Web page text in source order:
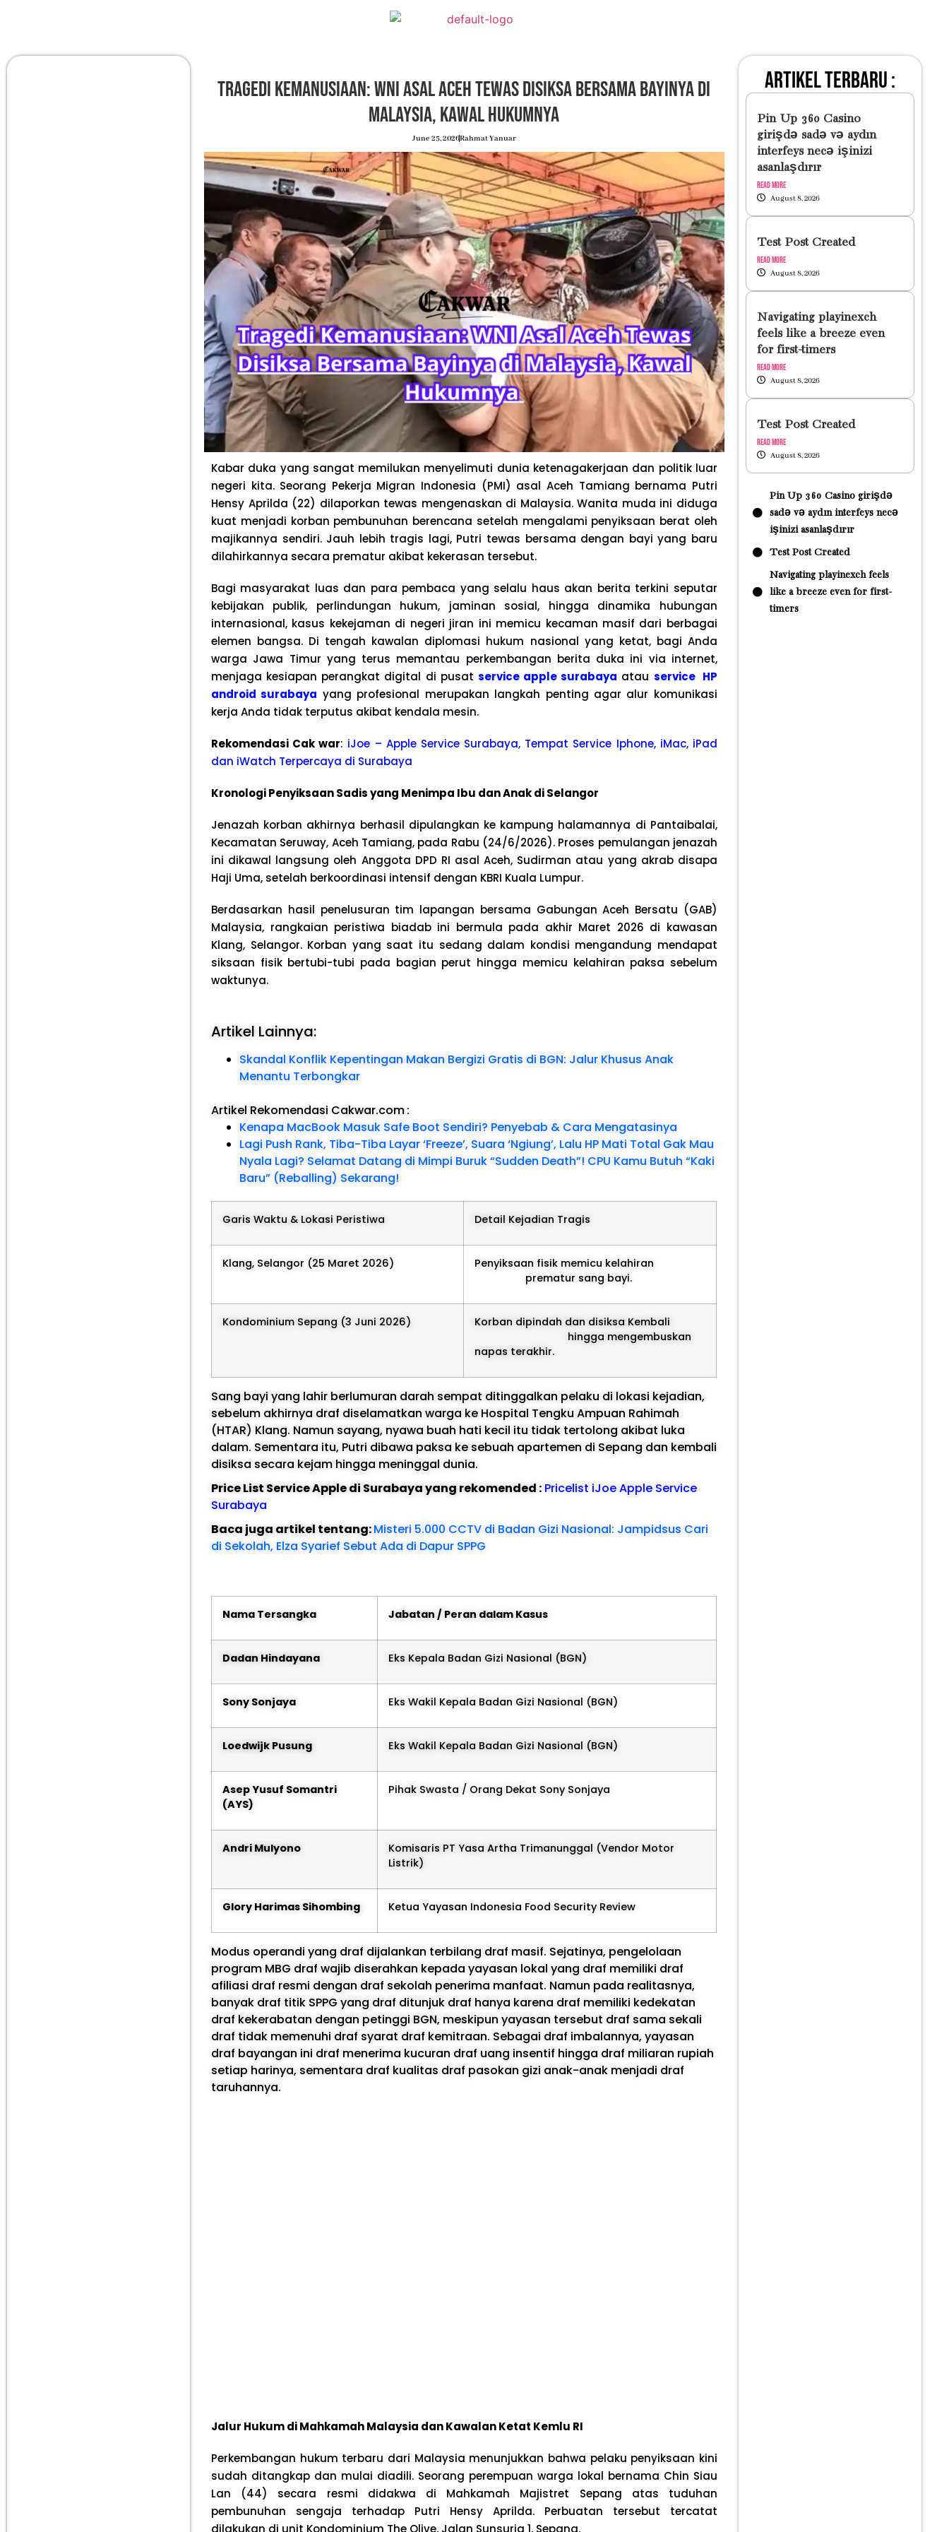
Tragedi Kemanusiaan: WNI Asal Aceh Tewas Disiksa Bersama Bayinya di
Malaysia, Kawal Hukumnya
June 25, 2026Rahmat Yanuar
Kabar duka yang sangat memilukan menyelimuti dunia ketenagakerjaan dan politik luar
negeri kita. Seorang Pekerja Migran Indonesia (PMI) asal Aceh Tamiang bernama Putri
Hensy Aprilda (22) dilaporkan tewas mengenaskan di Malaysia. Wanita muda ini diduga
kuat menjadi korban pembunuhan berencana setelah mengalami penyiksaan berat oleh
majikannya sendiri. Jauh lebih tragis lagi, Putri tewas bersama dengan bayi yang baru
dilahirkannya secara prematur akibat kekerasan tersebut.
Bagi masyarakat luas dan para pembaca yang selalu haus akan berita terkini seputar
kebijakan publik, perlindungan hukum, jaminan sosial, hingga dinamika hubungan
internasional, kasus kekejaman di negeri jiran ini memicu kecaman masif dari berbagai
elemen bangsa. Di tengah kawalan diplomasi hukum nasional yang ketat, bagi Anda
warga Jawa Timur yang terus memantau perkembangan berita duka ini via internet,
menjaga kesiapan perangkat digital di pusat service apple surabaya atau service HP
android surabaya yang profesional merupakan langkah penting agar alur komunikasi
kerja Anda tidak terputus akibat kendala mesin.
Rekomendasi Cak war: iJoe – Apple Service Surabaya, Tempat Service Iphone, iMac, iPad
dan iWatch Terpercaya di Surabaya
Kronologi Penyiksaan Sadis yang Menimpa Ibu dan Anak di Selangor
Jenazah korban akhirnya berhasil dipulangkan ke kampung halamannya di Pantaibalai,
Kecamatan Seruway, Aceh Tamiang, pada Rabu (24/6/2026). Proses pemulangan jenazah
ini dikawal langsung oleh Anggota DPD RI asal Aceh, Sudirman atau yang akrab disapa
Haji Uma, setelah berkoordinasi intensif dengan KBRI Kuala Lumpur.
Berdasarkan hasil penelusuran tim lapangan bersama Gabungan Aceh Bersatu (GAB)
Malaysia, rangkaian peristiwa biadab ini bermula pada akhir Maret 2026 di kawasan
Klang, Selangor. Korban yang saat itu sedang dalam kondisi mengandung mendapat
siksaan fisik bertubi-tubi pada bagian perut hingga memicu kelahiran paksa sebelum
waktunya.
Artikel Lainnya:
Skandal Konflik Kepentingan Makan Bergizi Gratis di BGN: Jalur Khusus Anak
Menantu Terbongkar
Artikel Rekomendasi Cakwar.com:
Kenapa MacBook Masuk Safe Boot Sendiri? Penyebab & Cara Mengatasinya
Lagi Push Rank, Tiba-Tiba Layar ‘Freeze’, Suara ‘Ngiung’, Lalu HP Mati Total Gak Mau
Nyala Lagi? Selamat Datang di Mimpi Buruk “Sudden Death”! CPU Kamu Butuh “Kaki
Baru” (Reballing) Sekarang!
Garis Waktu & Lokasi Peristiwa Detail Kejadian Tragis
Klang, Selangor (25 Maret 2026)
Penyiksaan fisik memicu kelahiran
prematur sang bayi.
Kondominium Sepang (3 Juni 2026)
Korban dipindah dan disiksa Kembali
hingga mengembuskan
napas terakhir.
Sang bayi yang lahir berlumuran darah sempat ditinggalkan pelaku di lokasi kejadian,
sebelum akhirnya draf diselamatkan warga ke Hospital Tengku Ampuan Rahimah
(HTAR) Klang. Namun sayang, nyawa buah hati kecil itu tidak tertolong akibat luka
dalam. Sementara itu, Putri dibawa paksa ke sebuah apartemen di Sepang dan kembali
disiksa secara kejam hingga meninggal dunia.
Price List Service Apple di Surabaya yang rekomended : Pricelist iJoe Apple Service
Surabaya
Baca juga artikel tentang:Misteri 5.000 CCTV di Badan Gizi Nasional: Jampidsus Cari
di Sekolah, Elza Syarief Sebut Ada di Dapur SPPG
Nama Tersangka Jabatan / Peran dalam Kasus
Dadan Hindayana Eks Kepala Badan Gizi Nasional (BGN)
Sony Sonjaya Eks Wakil Kepala Badan Gizi Nasional (BGN)
Loedwijk Pusung Eks Wakil Kepala Badan Gizi Nasional (BGN)
Asep Yusuf Somantri
(AYS)
Pihak Swasta / Orang Dekat Sony Sonjaya
Andri Mulyono
Komisaris PT Yasa Artha Trimanunggal (Vendor Motor
Listrik)
Glory Harimas Sihombing Ketua Yayasan Indonesia Food Security Review
Modus operandi yang draf dijalankan terbilang draf masif. Sejatinya, pengelolaan
program MBG draf wajib diserahkan kepada yayasan lokal yang draf memiliki draf
afiliasi draf resmi dengan draf sekolah penerima manfaat. Namun pada realitasnya,
banyak draf titik SPPG yang draf ditunjuk draf hanya karena draf memiliki kedekatan
draf kekerabatan dengan petinggi BGN, meskipun yayasan tersebut draf sama sekali
draf tidak memenuhi draf syarat draf kemitraan. Sebagai draf imbalannya, yayasan
draf bayangan ini draf menerima kucuran draf uang insentif hingga draf miliaran rupiah
setiap harinya, sementara draf kualitas draf pasokan gizi anak-anak menjadi draf
taruhannya.
Jalur Hukum di Mahkamah Malaysia dan Kawalan Ketat Kemlu RI
Perkembangan hukum terbaru dari Malaysia menunjukkan bahwa pelaku penyiksaan kini
sudah ditangkap dan mulai diadili. Seorang perempuan warga lokal bernama Chin Siau
Lan (44) secara resmi didakwa di Mahkamah Majistret Sepang atas tuduhan
pembunuhan sengaja terhadap Putri Hensy Aprilda. Perbuatan tersebut tercatat
dilakukan di unit Kondominium The Olive, Jalan Sunsuria 1, Sepang.
artikel terbaru :
Pin Up 360 Casino
girişdə sadə və aydın
interfeys necə işinizi
asanlaşdırır
Read More
August 8, 2026
Test Post Created
Read More
August 8, 2026
Navigating playinexch
feels like a breeze even
for first-timers
Read More
August 8, 2026
Test Post Created
Read More
August 8, 2026
Pin Up 360 Casino girişdə
sadə və aydın interfeys necə
işinizi asanlaşdırır
Test Post Created
Navigating playinexch feels
like a breeze even for first-
timers